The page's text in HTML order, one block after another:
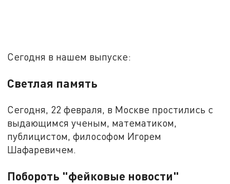
Сегодня в нашем выпуске:
Светлая память
Сегодня, 22 февраля, в Москве простились с
выдающимся ученым, математиком,
публицистом, философом Игорем
Шафаревичем.
Побороть "фейковые новости"